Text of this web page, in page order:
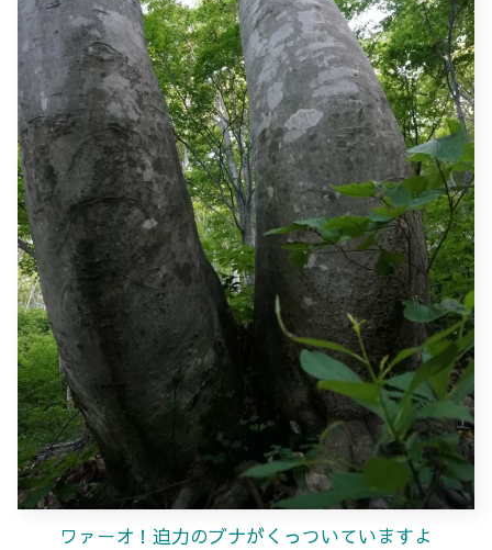
ワァーオ！迫力のブナがくっついていますよ